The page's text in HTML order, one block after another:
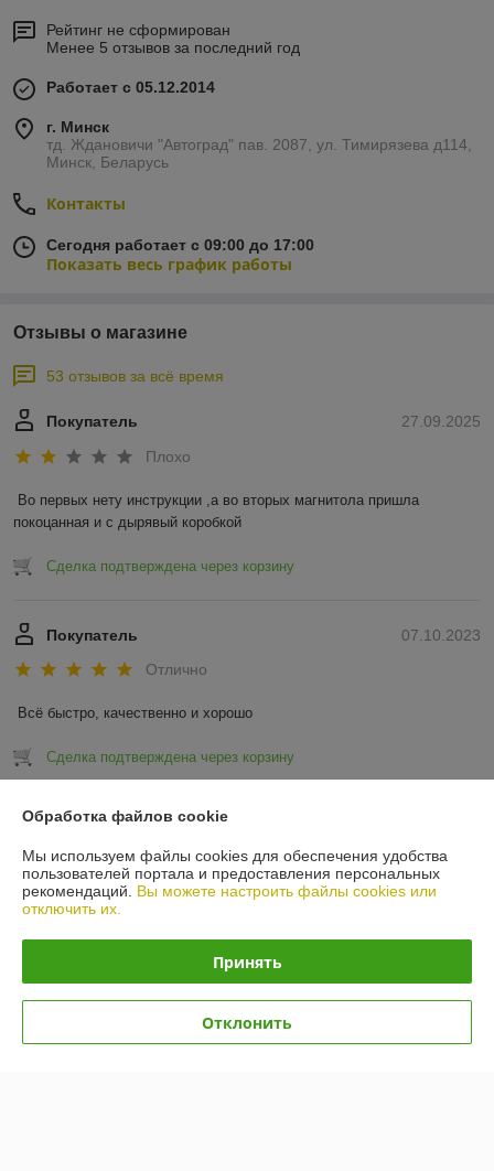
Рейтинг не сформирован
Менее 5 отзывов за последний год
Работает с 05.12.2014
г. Минск
тд. Ждановичи "Автоград" пав. 2087, ул. Тимирязева д114,
Минск, Беларусь
Контакты
Сегодня работает с 09:00 до 17:00
Показать весь график работы
Отзывы о магазине
53 отзывов за всё время
27.09.2025
Покупатель
Плохо
Во первых нету инструкции ,а во вторых магнитола пришла
покоцанная и с дырявый коробкой
Сделка подтверждена через корзину
07.10.2023
Покупатель
Отлично
Всё быстро, качественно и хорошо
Сделка подтверждена через корзину
Показать все отзывы
О нас
Контакты
Доставка и оплата
График работы
Обработка файлов cookie
Мы используем файлы cookies для обеспечения удобства
пользователей портала и предоставления персональных
рекомендаций. Вы можете настроить файлы cookies или
отключить их.
Принять
Отклонить